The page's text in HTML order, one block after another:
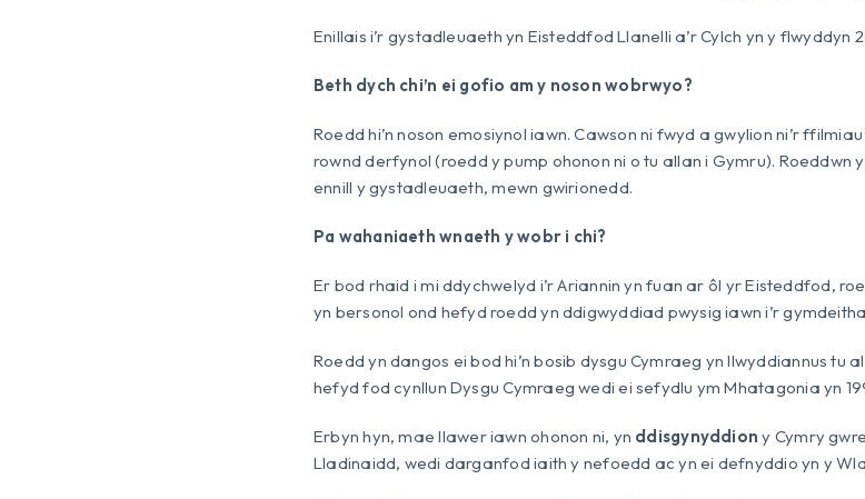
Enillais i’r gystadleuaeth yn Eisteddfod Llanelli a’r Cylch yn y flwyddyn
Beth dych chi’n ei gofio am y noson wobrwyo?
Roedd hi’n noson emosiynol iawn. Cawson ni fwyd a gwylion ni’r
rownd derfynol (roedd y pump ohonon ni o tu allan i Gymru). Roeddwn
ennill y gystadleuaeth, mewn gwirionedd.
Pa wahaniaeth wnaeth y wobr i chi?
Er bod rhaid i mi ddychwelyd i’r Ariannin yn fuan ar ôl yr Eisteddfod,
yn bersonol ond hefyd roedd yn ddigwyddiad pwysig iawn i’r
Roedd yn dangos ei bod hi’n bosib dysgu Cymraeg yn llwyddiannus tu
hefyd fod cynllun Dysgu Cymraeg wedi ei sefydlu ym Mhatagonia yn
Erbyn hyn, mae llawer iawn ohonon ni, yn ddisgynyddion y Cymry
Lladinaidd, wedi darganfod iaith y nefoedd ac yn ei defnyddio yn y